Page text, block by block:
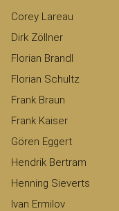
Corey Lareau
Dirk Zöllner
Florian Brandl
Florian Schultz
Frank Braun
Frank Kaiser
Gören Eggert
Hendrik Bertram
Henning Sieverts
Ivan Ermilov